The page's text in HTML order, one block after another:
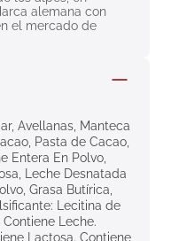
alemana con
el mercado de
Avellanas, Manteca
Pasta de Cacao,
Entera En Polvo,
Leche Desnatada
Grasa Butírica,
Lecitina de
Contiene Leche.
Lactosa. Contiene